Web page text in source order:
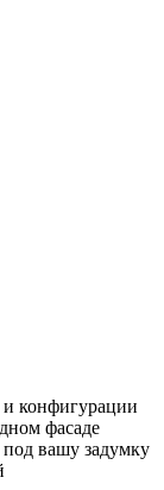
и конфигурации
фасаде
вашу задумку